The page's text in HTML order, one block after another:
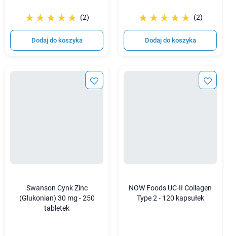
☆☆☆☆☆
★★★★★ (2)
Dodaj do koszyka
☆☆☆☆☆
★★★★★ (2)
Dodaj do koszyka
Swanson Cynk Zinc
(Glukonian) 30 mg - 250
tabletek
NOW Foods UC-II Collagen
Type 2 - 120 kapsułek